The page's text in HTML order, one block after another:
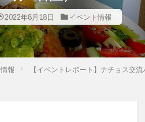
2022年8月18日 イベント情報
報 【イベントレポート】ナチョス交